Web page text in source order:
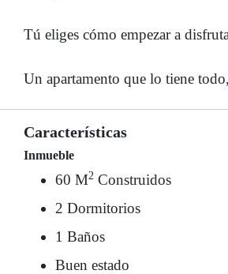
Tú eliges cómo empezar a
Un apartamento que lo tiene
Características
Inmueble
60 M2 Construidos
2 Dormitorios
1 Baños
Buen estado